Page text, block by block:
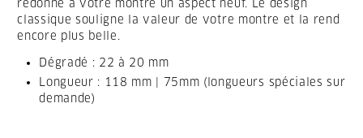
redonne à votre montre un aspect neuf. Le design
classique souligne la valeur de votre montre et la rend
encore plus belle.
Dégradé : 22 à 20 mm
Longueur : 118 mm | 75mm (longueurs spéciales sur
demande)